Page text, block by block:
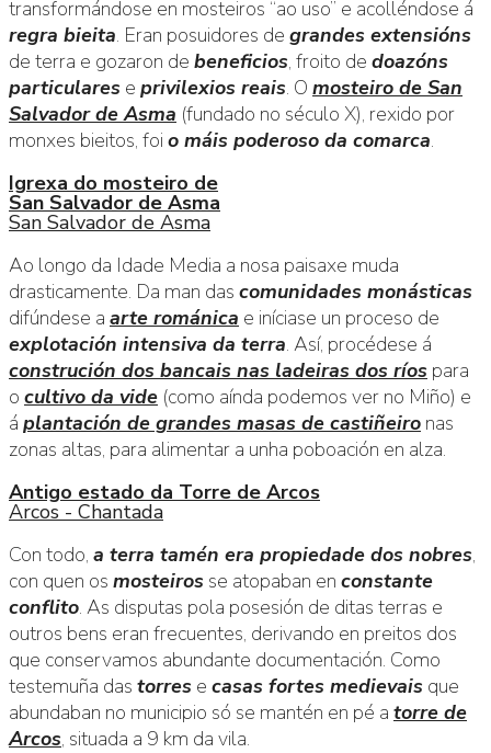
transformándose en mosteiros “ao uso” e acolléndose á
regra bieita. Eran posuidores de grandes extensións
de terra e gozaron de beneficios, froito de doazóns
particulares e privilexios reais. O mosteiro de San
Salvador de Asma (fundado no século X), rexido por
monxes bieitos, foi o máis poderoso da comarca.
Igrexa do mosteiro de
San Salvador de Asma
San Salvador de Asma
Ao longo da Idade Media a nosa paisaxe muda
drasticamente. Da man das comunidades monásticas
difúndese a arte románica e iníciase un proceso de
explotación intensiva da terra. Así, procédese á
construción dos bancais nas ladeiras dos ríos para
o cultivo da vide (como aínda podemos ver no Miño) e
á plantación de grandes masas de castiñeiro nas
zonas altas, para alimentar a unha poboación en alza.
Antigo estado da Torre de Arcos
Arcos - Chantada
Con todo, a terra tamén era propiedade dos nobres,
con quen os mosteiros se atopaban en constante
conflito. As disputas pola posesión de ditas terras e
outros bens eran frecuentes, derivando en preitos dos
que conservamos abundante documentación. Como
testemuña das torres e casas fortes medievais que
abundaban no municipio só se mantén en pé a torre de
Arcos, situada a 9 km da vila.